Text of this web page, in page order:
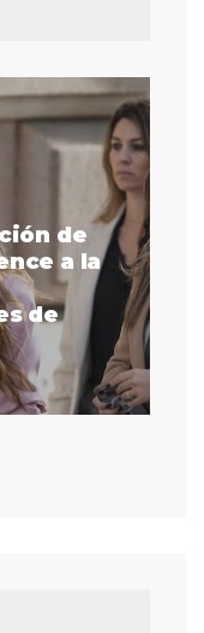
de
a la
de